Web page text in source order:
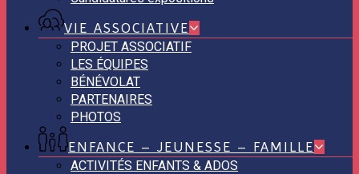
VIE ASSOCIATIVE
PROJET ASSOCIATIF
LES ÉQUIPES
BÉNÉVOLAT
PARTENAIRES
PHOTOS
ENFANCE – JEUNESSE – FAMILLE
ACTIVITÉS ENFANTS & ADOS